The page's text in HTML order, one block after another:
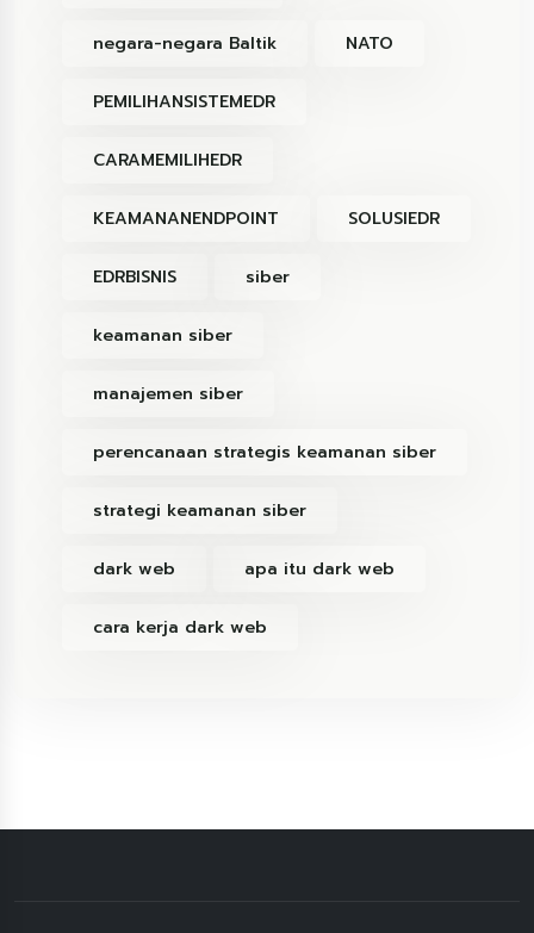
negara-negara Baltik NATO
PEMILIHANSISTEMEDR
CARAMEMILIHEDR
KEAMANANENDPOINT SOLUSIEDR
EDRBISNIS siber
keamanan siber
manajemen siber
perencanaan strategis keamanan siber
strategi keamanan siber
dark web apa itu dark web
cara kerja dark web